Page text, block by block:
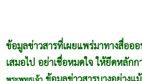
ข้อมูลข่าวสารที่เผยแพร่มาทางสื่อออ
เสมอไป อย่าเชื่อหมดใจ ให้ยึดหลัก